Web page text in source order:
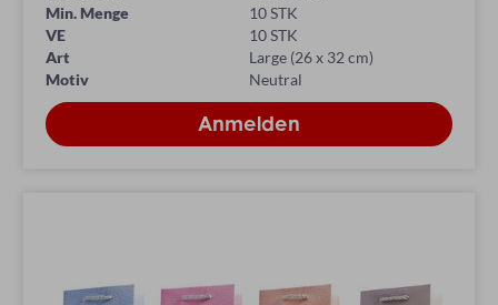
Min. Menge
10 STK
VE
10 STK
Art
Large (26 x 32 cm)
Motiv
Neutral